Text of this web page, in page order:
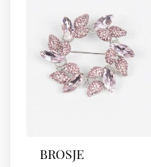
BROSJE